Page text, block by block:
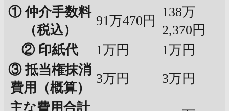
① 仲介手数料
（税込）
91万470円
138万
2,370円
② 印紙代
1万円
1万円
③ 抵当権抹消
費用（概算）
3万円
3万円
主な費用合計